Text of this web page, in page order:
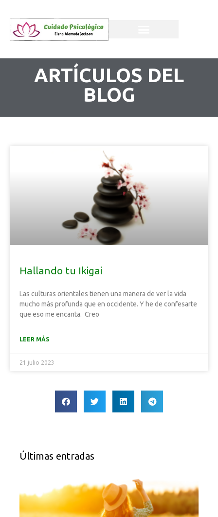
ARTÍCULOS DEL
BLOG
Hallando tu Ikigai
Las culturas orientales tienen una manera de ver la vida
mucho más profunda que en occidente. Y he de confesarte
que eso me encanta. Creo
LEER MÁS
21 julio 2023
Últimas entradas